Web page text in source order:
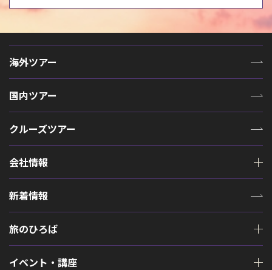
海外ツアー
国内ツアー
クルーズツアー
会社情報
新着情報
旅のひろば
イベント・講座